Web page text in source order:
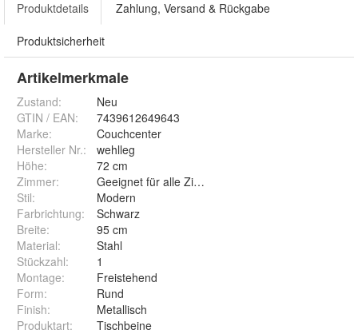
Produktdetails Zahlung, Versand & Rückgabe
Produktsicherheit
Artikelmerkmale
Zustand:
Neu
GTIN / EAN:
7439612649643
Marke:
Couchcenter
Hersteller Nr.:
wehlleg
Höhe:
72 cm
Zimmer:
Geeignet für alle Zimmer
Stil:
Modern
Farbrichtung:
Schwarz
Breite:
95 cm
Material:
Stahl
Stückzahl:
1
Montage:
Freistehend
Form:
Rund
Finish:
Metallisch
Produktart: Tischbeine